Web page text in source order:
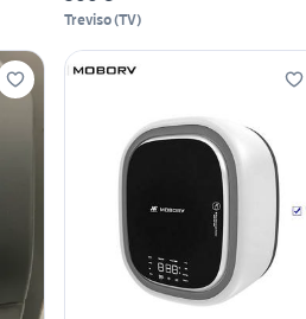
Treviso(TV)